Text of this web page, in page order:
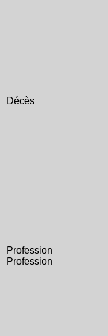
Décès
Profession
Profession